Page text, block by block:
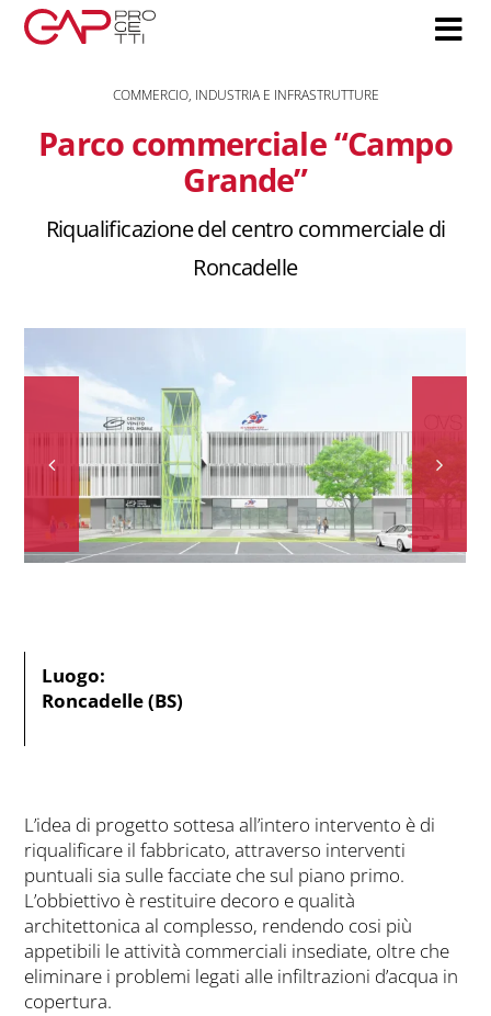
Salta
COMMERCIO, INDUSTRIA E INFRASTRUTTURE
Parco commerciale “Campo
Grande”
Riqualificazione del centro commerciale di
Roncadelle
Luogo:
Roncadelle (BS)
L’idea di progetto sottesa all’intero intervento è di
riqualificare il fabbricato, attraverso interventi
puntuali sia sulle facciate che sul piano primo.
L’obbiettivo è restituire decoro e qualità
architettonica al complesso, rendendo cosi più
appetibili le attività commerciali insediate, oltre che
eliminare i problemi legati alle infiltrazioni d’acqua in
copertura.